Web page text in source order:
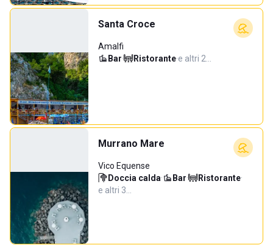
Santa Croce
Amalfi
Bar· Ristorante·e altri 2…
Murrano Mare
Vico Equense
Doccia calda· Bar· Ristorante·
e altri 3…